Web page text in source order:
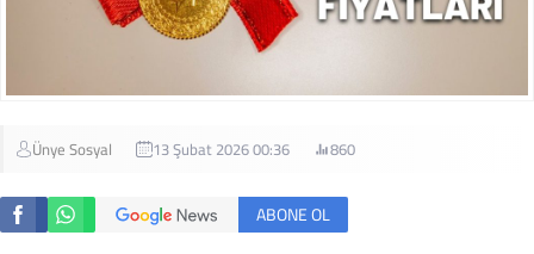
Ünye Sosyal 13 Şubat 2026 00:36 860
ABONE OL